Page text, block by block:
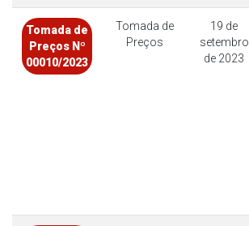
Tomada de
Preços Nº
00010/2023
Tomada de
Preços
19 de
setembro
de 2023